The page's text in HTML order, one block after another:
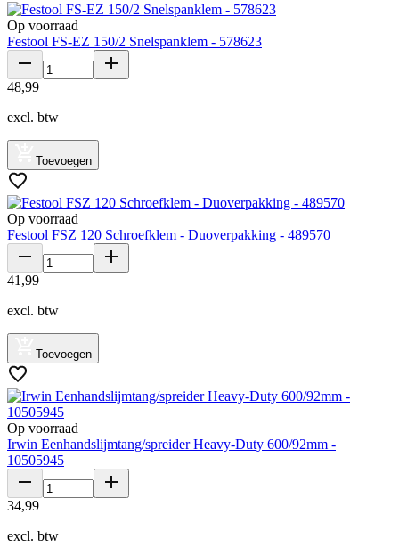
Op voorraad
Festool FS-EZ 150/2 Snelspanklem - 578623
48,99
excl. btw
Toevoegen
Op voorraad
Festool FSZ 120 Schroefklem - Duoverpakking - 489570
41 ,99
excl. btw
Toevoegen
Op voorraad
Irwin Eenhandslijmtang/spreider Heavy-Duty 600/92mm -
10505945
34,99
excl. btw